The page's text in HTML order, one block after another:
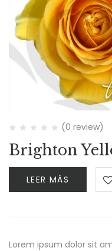
(0 review)
Brighton
LEER MÁS
Lorem ipsum dolor sit